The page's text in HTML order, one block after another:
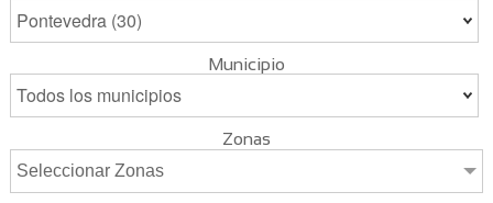
Municipio
Zonas
Seleccionar Zonas